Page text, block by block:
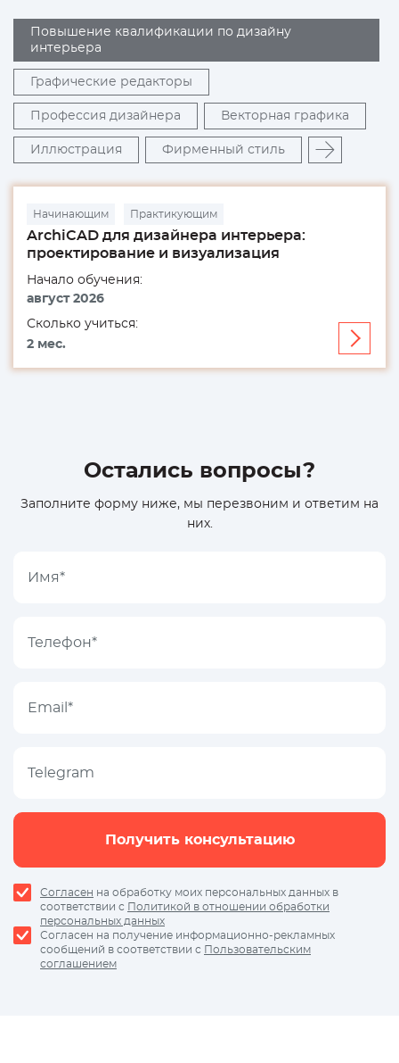
интерьера
Графические редакторы
Профессия дизайнера Векторная графика
Иллюстрация Фирменный стиль
ArchiCAD для дизайнера интерьера:
проектирование и визуализация
Начало обучения:
август 2026
Сколько учиться:
2 мес.
Начинающим Практикующим
Узнать
больше
Остались вопросы?
Заполните форму ниже, мы перезвоним и ответим на
них.
Получить консультацию
Согласен на обработку моих персональных данных в
соответствии с Политикой в отношении обработки
персональных данных
Согласен на получение информационно-рекламных
сообщений в соответствии с Пользовательским
соглашением